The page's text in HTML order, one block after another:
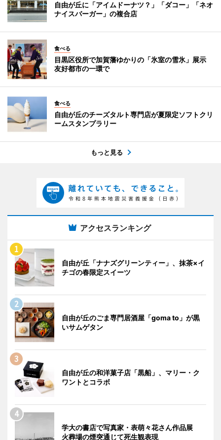
自由が丘に「アイムドーナツ？」「ダコー」「ネオ
ナイスバーガー」の複合店
食べる
目黒区役所で加賀藩ゆかりの「氷室の雪氷」展示
友好都市の一環で
食べる
自由が丘のチーズタルト専門店が夏限定ソフトクリ
ームスタンプラリー
もっと見る
アクセスランキング
自由が丘「ナナズグリーンティー」、抹茶×イ
チゴの春限定スイーツ
自由が丘のごま専門居酒屋「goma to」が黒
いサムゲタン
自由が丘の和洋菓子店「黒船」、マリー・ク
ワントとコラボ
学大の書店で写真家・表萌々花さん作品展
火葬場の煙突通じて死生観表現